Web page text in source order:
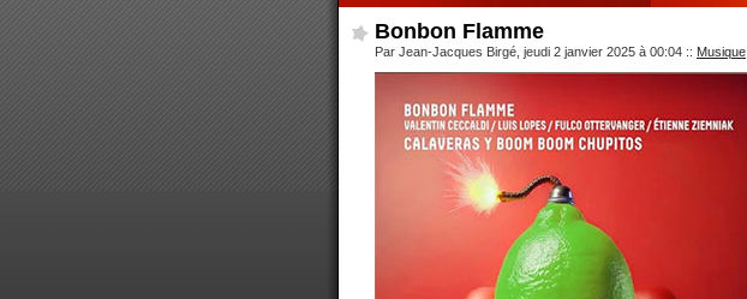
Bonbon Flamme
Par Jean-Jacques Birgé, jeudi 2 janvier 2025 à 00:04 :: Musique